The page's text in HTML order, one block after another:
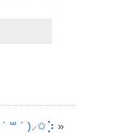
꒳ ` )⸝✩︎⡱ »